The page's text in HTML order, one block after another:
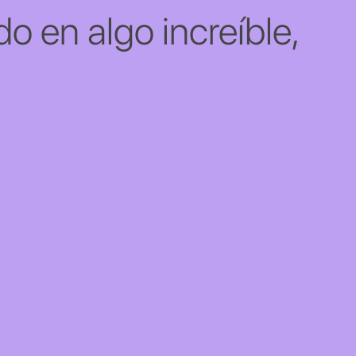
en algo increíble,